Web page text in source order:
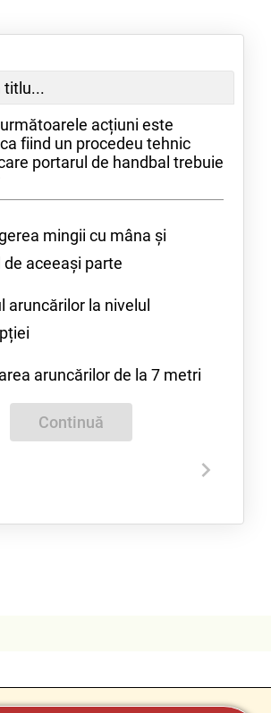
titlu...
acțiuni este
fiind un procedeu tehnic
portarul de handbal trebuie
mingii cu mâna și
de aceeași parte
aruncărilor la nivelul
aruncărilor de la 7 metri
Continuă